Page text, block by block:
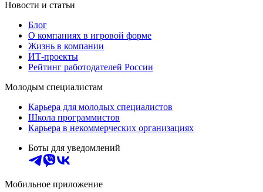
Новости и статьи
Блог
О компаниях в игровой форме
Жизнь в компании
ИТ-проекты
Рейтинг работодателей России
Молодым специалистам
Карьера для молодых специалистов
Школа программистов
Карьера в некоммерческих организациях
Боты для уведомлений
Мобильное приложение